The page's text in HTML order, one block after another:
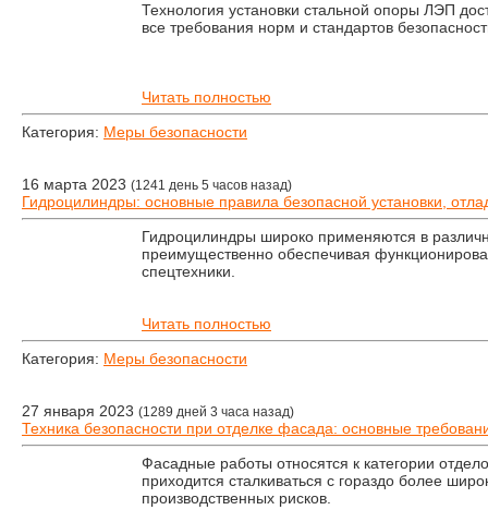
Технология установки стальной опоры ЛЭП
все требования норм и стандартов
Читать полностью
Категория: Меры безопасности
16 марта 2023 (1241 день 5 часов назад)
Гидроцилиндры: основные правила безопасной установки,
Гидроцилиндры широко применяются в
преимущественно обеспечивая
спецтехники.
Читать полностью
Категория: Меры безопасности
27 января 2023 (1289 дней 3 часа назад)
Техника безопасности при отделке фасада: основные
Фасадные работы относятся к категории
приходится сталкиваться с гораздо более
производственных рисков.